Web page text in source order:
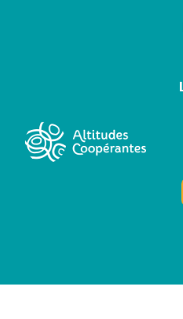
Aller au contenu